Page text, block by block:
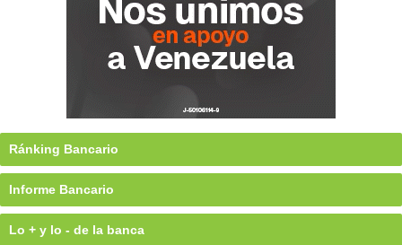
Ránking Bancario
Informe Bancario
Lo + y lo - de la banca